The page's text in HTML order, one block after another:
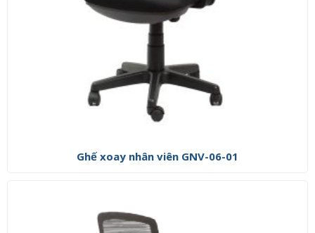
Ghế xoay nhân viên GNV-06-01